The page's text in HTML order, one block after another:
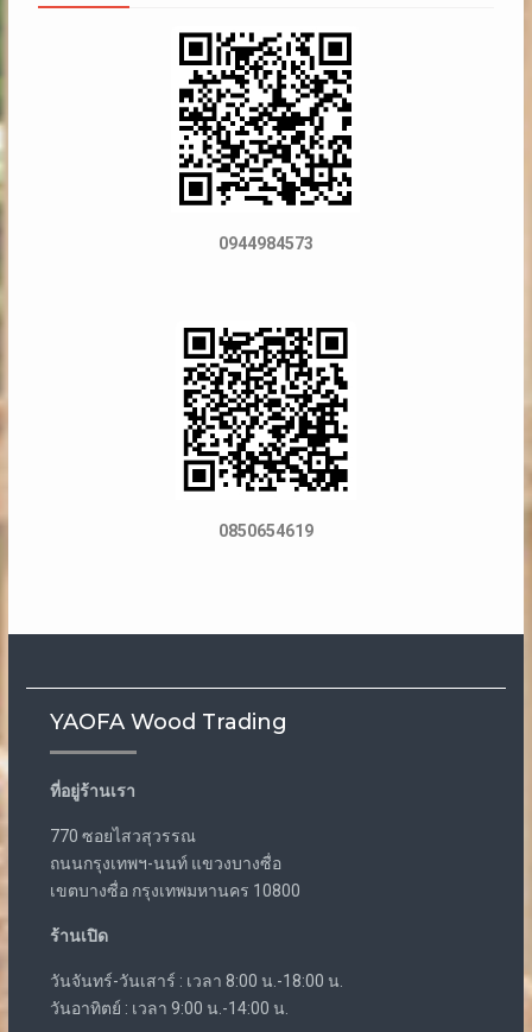
0944984573
0850654619
YAOFA Wood Trading
ที่อยู่ร้านเรา
770 ซอยไสวสุวรรณ
ถนนกรุงเทพฯ-นนท์ แขวงบางซื่อ
เขตบางซื่อ กรุงเทพมหานคร 10800
ร้านเปิด
วันจันทร์-วันเสาร์ : เวลา 8:00 น.-18:00 น.
วันอาทิตย์ : เวลา 9:00 น.-14:00 น.